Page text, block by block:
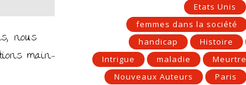
nous
main-
Etats Unis
femmes dans la société
handicap
Histoire
Intrigue
maladie Meurtre
Nouveaux Auteurs
Paris